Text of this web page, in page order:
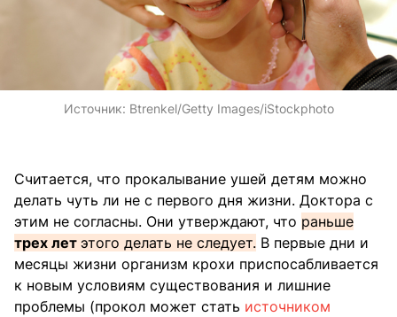
Источник: Btrenkel/Getty Images/iStockphoto
Считается, что прокалывание ушей детям можно
делать чуть ли не с первого дня жизни. Доктора с
этим не согласны. Они утверждают, что раньше
трех лет этого делать не следует. В первые дни и
месяцы жизни организм крохи приспосабливается
к новым условиям существования и лишние
проблемы (прокол может стать источником